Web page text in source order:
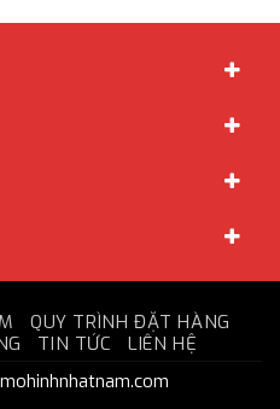
QUY TRÌNH ĐẶT HÀNG
TIN TỨC LIÊN HỆ